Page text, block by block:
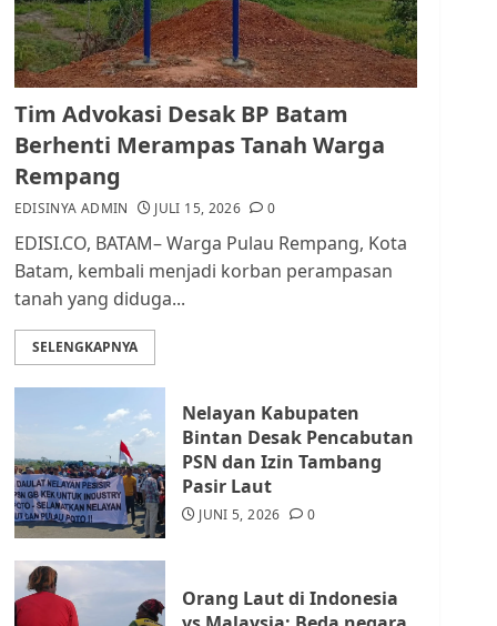
1 AGUSTUS 1, 2026 0
2
Kader Pajak jadi
Penghubung Pemerintah
dan Masyarakat di
Lingkungan RT/RW
3
Datangi Pemko Batam,
Warga Rempang Protes
Lahan Mereka Diambil
4
Warga Rempang Ajukan
Audiensi dengan Wali
Kota Batam, Soroti
Aktivitas yang Resahkan
Warga
Tim Advokasi Desak BP
Tim Advokasi Desak BP Batam
Berhenti Merampas Tanah Warga
Rempang
EDISINYA ADMIN JULI 15, 2026 0
EDISI.CO, BATAM– Warga Pulau Rempang, Kota
Batam, kembali menjadi korban perampasan
tanah yang diduga...
SELENGKAPNYA
Nelayan Kabupaten
Bintan Desak Pencabutan
PSN dan Izin Tambang
Pasir Laut
JUNI 5, 2026 0
Orang Laut di Indonesia